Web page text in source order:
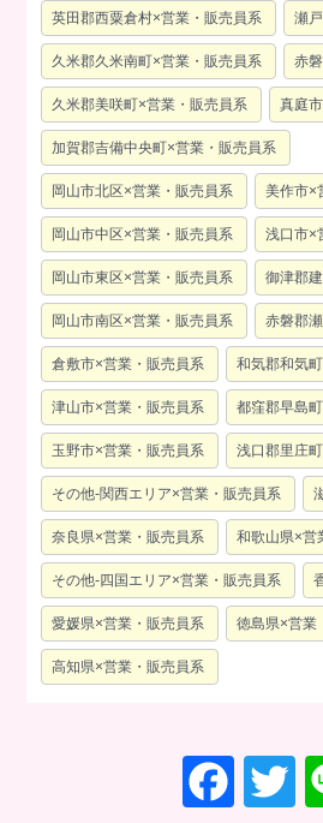
英田郡西粟倉村×営業・販売員系 瀬
久米郡久米南町×営業・販売員系 赤
久米郡美咲町×営業・販売員系 真庭
加賀郡吉備中央町×営業・販売員系
岡山市北区×営業・販売員系 美作市×
岡山市中区×営業・販売員系 浅口市×
岡山市東区×営業・販売員系 御津郡
岡山市南区×営業・販売員系 赤磐郡
倉敷市×営業・販売員系 和気郡和気
津山市×営業・販売員系 都窪郡早島
玉野市×営業・販売員系 浅口郡里庄
その他-関西エリア×営業・販売員系
奈良県×営業・販売員系 和歌山県×営
その他-四国エリア×営業・販売員系
愛媛県×営業・販売員系 徳島県×営業
高知県×営業・販売員系
F
a